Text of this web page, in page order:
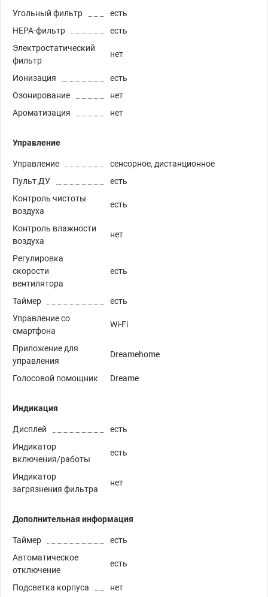
Угольный фильтр
есть
HEPA-фильтр
есть
Электростатический
фильтр
нет
Ионизация
есть
Озонирование
нет
Ароматизация
нет
Управление
Управление
сенсорное, дистанционное
Пульт ДУ
есть
Контроль чистоты
воздуха
есть
Контроль влажности
воздуха
нет
Регулировка
скорости
вентилятора
есть
Таймер
есть
Управление со
смартфона
Wi-Fi
Приложение для
управления
Dreamehome
Голосовой помощник Dreame
Индикация
Дисплей
есть
Индикатор
включения/работы
есть
Индикатор
загрязнения фильтра
нет
Дополнительная информация
Таймер
есть
Автоматическое
отключение
есть
Подсветка корпуса нет